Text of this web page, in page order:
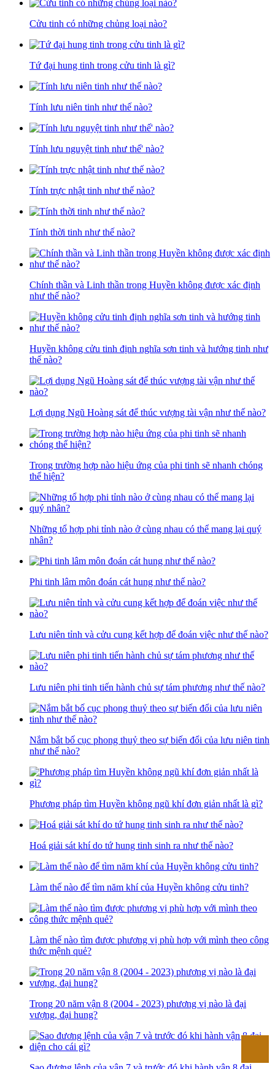
Cửu tinh có những chủng loại nào?
Tứ đại hung tinh trong cửu tinh là gì?
Tính lưu niên tinh như thế nào?
Tính lưu nguyệt tinh như thế' nào?
Tính trực nhật tinh như thế nào?
Tính thời tinh như thế nào?
Chính thần và Linh thần trong Huyền không được xác định
như thế nào?
Huyền không cửu tinh định nghĩa sơn tinh và hướng tinh như
thế nào?
Lợi dụng Ngũ Hoàng sát để thúc vượng tài vận như thế nào?
Trong trường hợp nào hiệu ứng của phi tinh sẽ nhanh chóng
thể hiện?
Những tổ hợp phi tỉnh nào ở cùng nhau có thể mang lại quý
nhân?
Phi tinh lâm môn đoán cát hung như thế nào?
Lưu niên tỉnh và cửu cung kết hợp để đoán việc như thế nào?
Lưu niên phi tinh tiến hành chủ sự tám phương như thế nào?
Nắm bắt bố cục phong thuỷ theo sự biến đổi của lưu niên tinh
như thế nào?
Phương pháp tìm Huyền không ngũ khí đơn giản nhất là gì?
Hoá giải sát khí do tứ hung tinh sinh ra như thế nào?
Làm thế nào để tìm năm khí của Huyền không cửu tinh?
Làm thế nào tìm được phương vị phù hợp với mình theo công
thức mệnh quẻ?
Trong 20 năm vận 8 (2004 - 2023) phương vị nào là đại
vượng, đại hung?